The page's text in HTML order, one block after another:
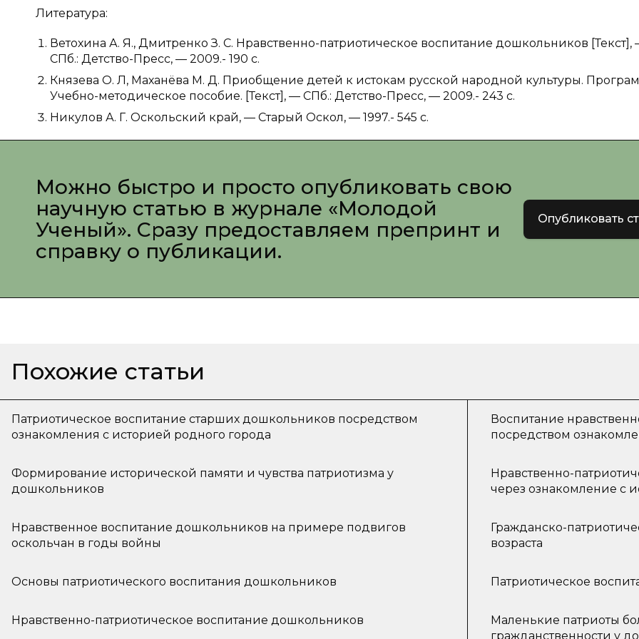
Литература:
Ветохина А. Я., Дмитренко З. С. Нравственно-патриотическое воспитание дошкольников [Текст],
СПб.: Детство-Пресс, — 2009.- 190 с.
Князева О. Л, Маханёва М. Д. Приобщение детей к истокам русской народной культуры.
Учебно-методическое пособие. [Текст], — СПб.: Детство-Пресс, — 2009.- 243 с.
Никулов А. Г. Оскольский край, — Старый Оскол, — 1997.- 545 с.
Можно быстро и просто опубликовать свою
научную статью в журнале «Молодой
Ученый». Сразу предоставляем препринт и
справку о публикации.
Опубликовать
Похожие статьи
Патриотическое воспитание старших дошкольников посредством
ознакомления с историей родного города
Воспитание
посредством
Формирование исторической памяти и чувства патриотизма у
дошкольников
Нравственно-
через ознакомление с
Нравственное воспитание дошкольников на примере подвигов
оскольчан в годы войны
Гражданско-
возраста
Основы патриотического воспитания дошкольников Патриотическое
Нравственно-патриотическое воспитание дошкольников
Маленькие патриоты
гражданственности у